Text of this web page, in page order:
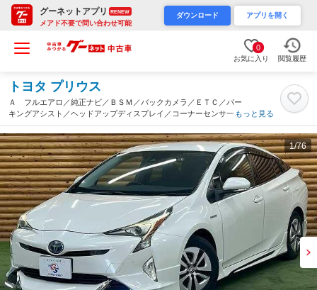
グーネットアプリ RENEW
メアド不要で問い合わせ可能
ダウンロード アプリを開く
0
お気に入り 閲覧履歴
トヨタ プリウス
Ａ フルエアロ／純正ナビ／ＢＳＭ／バックカメラ／ＥＴＣ／パー
キングアシスト／ヘッドアップディスプレイ／コーナーセンサー／
レーダークルーズコントロール／ステアリングリモコン／オートマ
チックハイビーム（愛知県）
もっと見る
1/76